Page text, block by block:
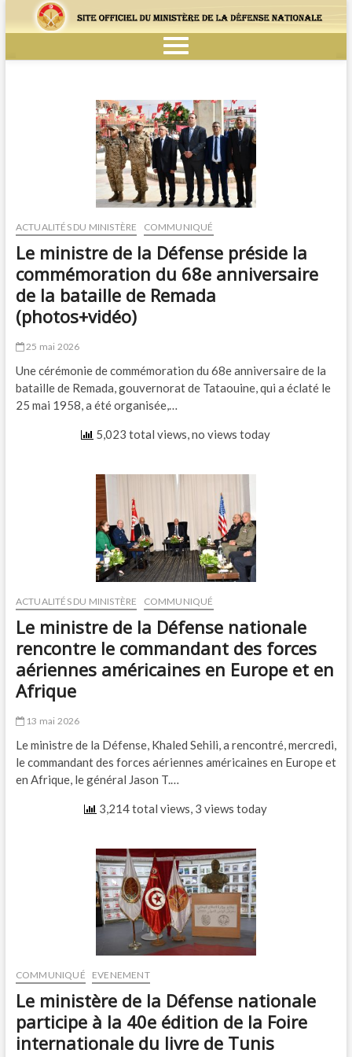
ACTUALITÉS DU MINISTÈRE COMMUNIQUÉ
Le ministre de la Défense préside la
commémoration du 68e anniversaire
de la bataille de Remada
(photos+vidéo)
25 mai 2026
Une cérémonie de commémoration du 68e anniversaire de la
bataille de Remada, gouvernorat de Tataouine, qui a éclaté le
25 mai 1958, a été organisée,…
5,023 total views, no views today
ACTUALITÉS DU MINISTÈRE COMMUNIQUÉ
Le ministre de la Défense nationale
rencontre le commandant des forces
aériennes américaines en Europe et en
Afrique
13 mai 2026
Le ministre de la Défense, Khaled Sehili, a rencontré, mercredi,
le commandant des forces aériennes américaines en Europe et
en Afrique, le général Jason T.…
3,214 total views, 3 views today
COMMUNIQUÉ EVENEMENT
Le ministère de la Défense nationale
participe à la 40e édition de la Foire
internationale du livre de Tunis